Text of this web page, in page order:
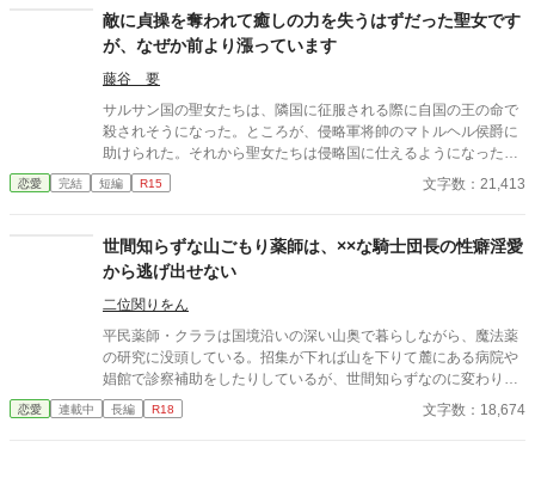
決意し、国を去ろうとする。 しかしその道中、レイアー嬢の実
家の襲撃に遭い、スノーは命を落とす寸前、自身の命と引き換え
に広域回復魔法で多くの命を救う。 これでスノーの、人生は終
わりのはずだった。 だが次に目を覚ますと、スノーは三年前の
結婚式当日に戻っていた。何度死んでも、何度拒絶しても、結婚
式の誓いの瞬間へと戻される。 番から逃れようと、スノーは何
度も死を選ぶが――。
敵に貞操を奪われて癒しの力を失うはずだった聖女です
が、なぜか前より漲っています
藤谷 要
サルサン国の聖女たちは、隣国に征服される際に自国の王の命で
殺されそうになった。ところが、侵略軍将帥のマトルヘル侯爵に
助けられた。それから聖女たちは侵略国に仕えるようになった
が、一か月後に筆頭聖女だったルミネラは命の恩人の侯爵へ嫁ぐ
ように国王から命じられる。 結婚披露宴では、陛下に側妃として
めて「陛下の手がつかなかったら一年後に妻にしてほしい」と頼
んでいた。しかも、侯爵はその手を振り払いもしない。 聖女は愛
のない交わりで神の加護を失うとされているので、当然白い結婚
だと思っていたが、初夜に侯爵のメイアスから体の関係を迫られ
る。彼は命の恩人だったので、ルミネラはそのまま彼を受け入れ
た。 侯爵がかつての恋人に似ていたとはいえ、侯爵と孤児だった
彼は全く別人。愛のない交わりだったので、当然力を失うと思っ
ていたが、なぜか以前よりも力が漲っていた。 ※全１１話 ２万
字程度の話です。
恋愛 完結 短編 R15 文字数：21,413
世間知らずな山ごもり薬師は、××な騎士団長の性癖淫愛
から逃げ出せない
二位関りをん
平民薬師・クララは国境沿いの深い山奥で暮らしながら、魔法薬
の研究に没頭している。招集が下れば山を下りて麓にある病院や
娼館で診察補助をしたりしているが、世間知らずなのに変わりは
ない。 ある日、山の中で倒れている男性を発見。彼はなんと騎士
団長・レイルドで女嫌いの噂を持つ人物だった。 当然女嫌いの噂
恋愛 連載中 長編 R18 文字数：18,674